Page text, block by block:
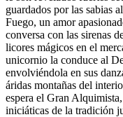
guardados por las sabias
Fuego, un amor
conversa con las sirenas
licores mágicos en el
unicornio la conduce al
envolviéndola en sus
áridas montañas del
espera el Gran
iniciáticas de la tradición